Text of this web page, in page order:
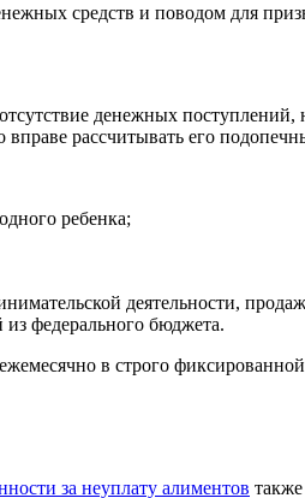
средств и поводом для
денежных
рассчитывать его
ребенка;
деятельности,
федерального бюджета.
в строго
за неуплату алиментов